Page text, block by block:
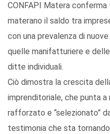
CONFAPI Matera conferma
materano il saldo tra
con una prevalenza di
quelle manifatturiere e
ditte individuali.
Ciò dimostra la crescita
imprenditoriale, che punta
rafforzato e “selezionato”
testimonia che sta